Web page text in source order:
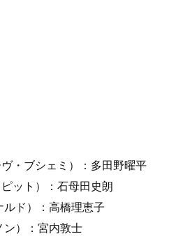
・ブシェミ）：多田野曜平
ット）：石母田史朗
ド）：高橋理恵子
ン）：宮内敦士